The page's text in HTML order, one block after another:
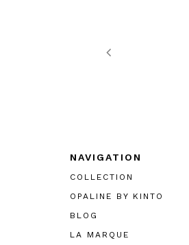
Previous
NAVIGATION
COLLECTION
OPALINE BY KINTO
BLOG
LA MARQUE